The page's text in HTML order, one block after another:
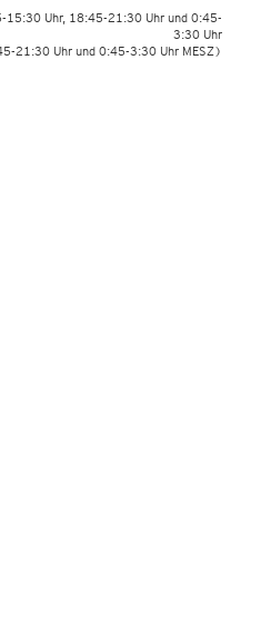
15:30 Uhr, 18:45-21:30 Uhr und 0:45-
3:30 Uhr
21:30 Uhr und 0:45-3:30 Uhr MESZ)